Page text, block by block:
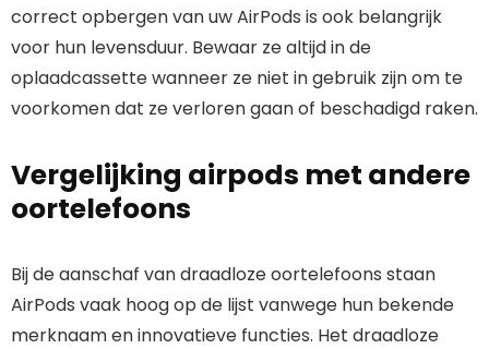
correct opbergen van uw AirPods is ook belangrijk
voor hun levensduur. Bewaar ze altijd in de
oplaadcassette wanneer ze niet in gebruik zijn om te
voorkomen dat ze verloren gaan of beschadigd raken.
Vergelijking airpods met andere
oortelefoons
Bij de aanschaf van draadloze oortelefoons staan
AirPods vaak hoog op de lijst vanwege hun bekende
merknaam en innovatieve functies. Het draadloze